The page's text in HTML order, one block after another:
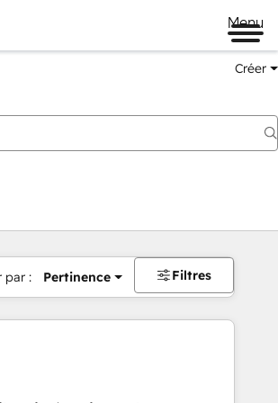
Menu
Créer
par : Pertinence Filtres